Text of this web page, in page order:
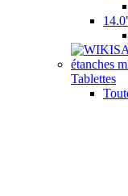
Tablettes